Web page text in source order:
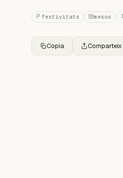
festivitats mesos
Copia Comparteix